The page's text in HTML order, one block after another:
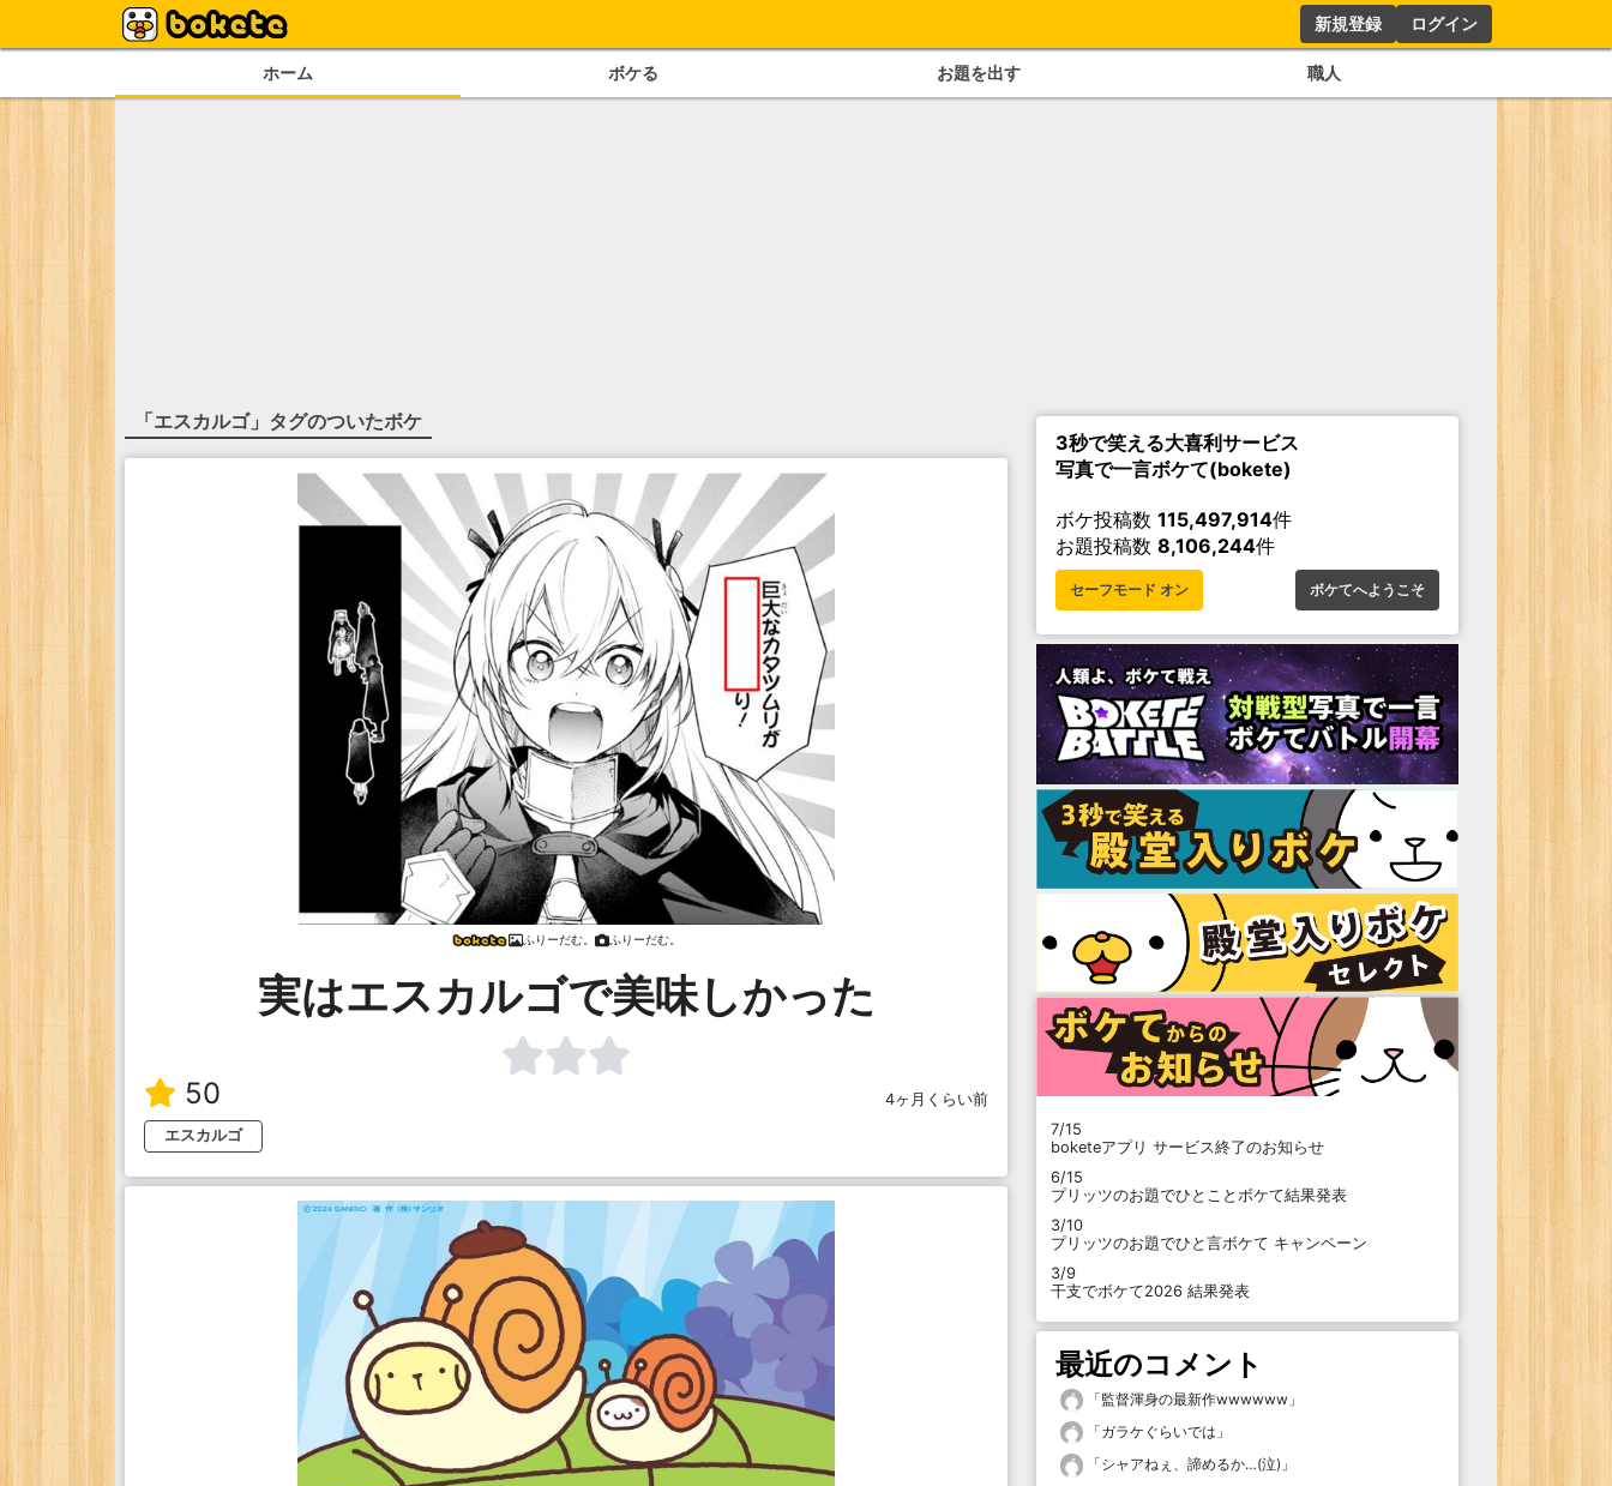
新規登録 ログイン
ホーム ボケる お題を出す 職人
「エスカルゴ」タグのついたボケ
ふりーだむ。 ふりーだむ。
実はエスカルゴで美味しかった
50
4ヶ月くらい前
エスカルゴ
3秒で笑える大喜利サービス
写真で一言ボケて(bokete)
ボケ投稿数 115,497,914件
お題投稿数 8,106,244件
セーフモード オン ボケてへようこそ
7/15
boketeアプリ サービス終了のお知らせ
6/15
プリッツのお題でひとことボケて結果発表
3/10
プリッツのお題でひと言ボケて キャンペーン
3/9
干支でボケて2026 結果発表
最近のコメント
「監督渾身の最新作wwwwww 」
「ガラケぐらいでは 」
「シャアねぇ、諦めるか…(泣) 」